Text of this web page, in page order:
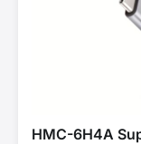
HMC-6H4A